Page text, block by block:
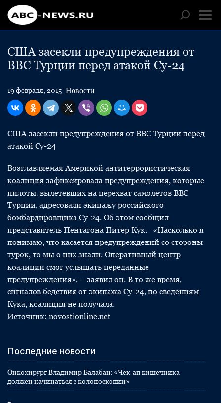
США засекли предупреждения от
ВВС Турции перед атакой Су-24
19 февраля, 2015 Новости
США засекли предупреждения от ВВС Турции перед
атакой Су-24
Возглавляемая Америкой антитеррористическая
коалиция зафиксировала предупреждения, которые
пилоты, вылетевших на перехват самолетов ВВС
Турции, адресовали экипажу российского
бомбардировщика Су-24. Об этом сообщил
представитель Пентагона Питер Кук. «Насколько я
понимаю, что касается предупреждений со стороны
турок, то мы о них знали. Оперативный центр
коалиции смог услышать переданные
предупреждения», – заявил он. В то же время,
сигналов бедствия от экипажа Су-24, по сведениям
Кука, коалиция не получала.
Источник: novostionline.net
Последние новости
Онкохирург Владимир Балабан: «Чек-ап кишечника
должен начинаться с колоноскопии»